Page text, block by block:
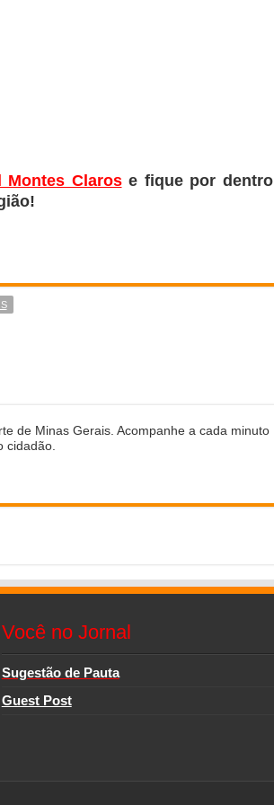
Montes Clarose fique por dentro
de Minas Gerais. Acompanhe a cada minuto
cidadão.
Você no Jornal
Sugestão de Pauta
Guest Post